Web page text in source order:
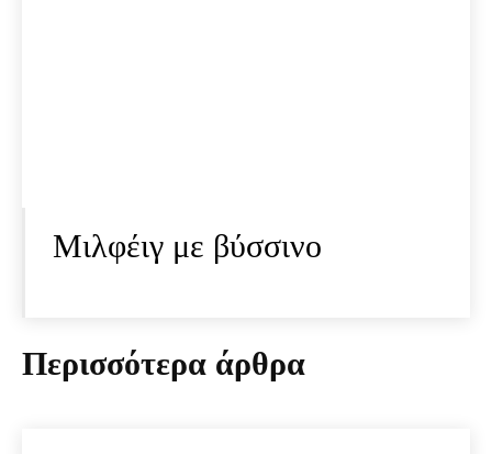
Μιλφέιγ με βύσσινο
Περισσότερα άρθρα